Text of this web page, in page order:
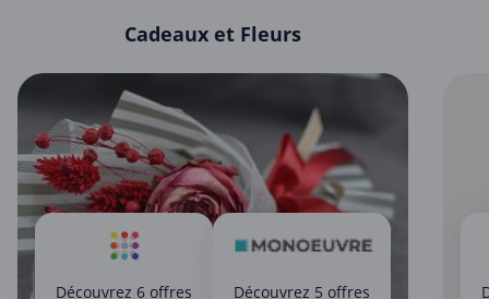
Cadeaux et Fleurs
Découvrez 6 offres Découvrez 5 offres